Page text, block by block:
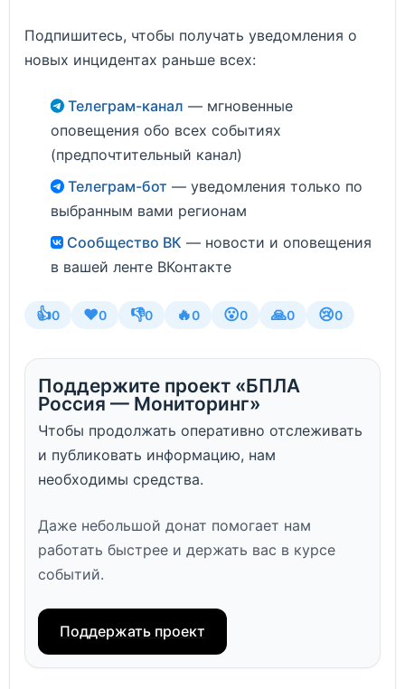
Подпишитесь, чтобы получать уведомления о
новых инцидентах раньше всех:
Телеграм-канал — мгновенные
оповещения обо всех событиях
(предпочтительный канал)
Телеграм-бот — уведомления только по
выбранным вами регионам
Сообщество ВК — новости и оповещения
в вашей ленте ВКонтакте
👍0 ❤️0 👎0 🔥0 😮0 🙏0 😢0
Поддержите проект «БПЛА
Россия — Мониторинг»
Чтобы продолжать оперативно отслеживать
и публиковать информацию, нам
необходимы средства.
Даже небольшой донат помогает нам
работать быстрее и держать вас в курсе
событий.
Поддержать проект